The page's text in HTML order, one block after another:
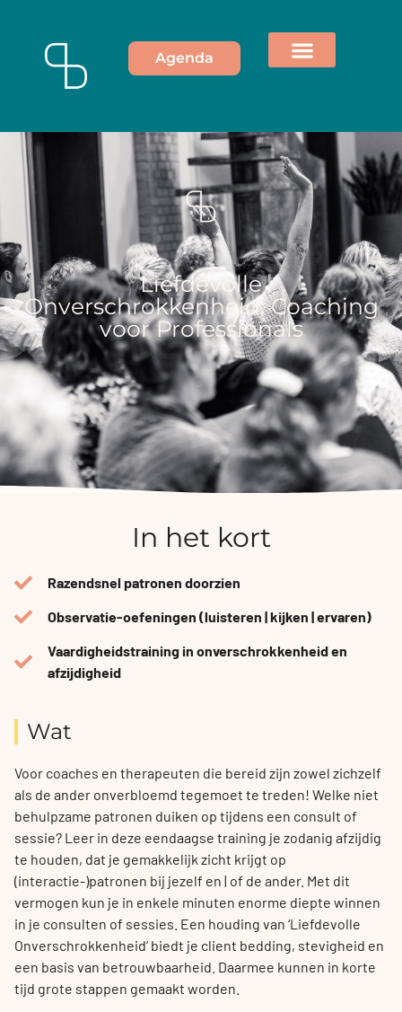
Agenda
Liefdevolle
Onverschrokkenheid: Coaching
voor Professionals
In het kort
Razendsnel patronen doorzien
Observatie-oefeningen (luisteren | kijken | ervaren)
Vaardigheidstraining in onverschrokkenheid en
afzijdigheid
Wat
Voor coaches en therapeuten die bereid zijn zowel zichzelf
als de ander onverbloemd tegemoet te treden! Welke niet
behulpzame patronen duiken op tijdens een consult of
sessie? Leer in deze eendaagse training je zodanig afzijdig
te houden, dat je gemakkelijk zicht krijgt op
(interactie-)patronen bij jezelf en | of de ander. Met dit
vermogen kun je in enkele minuten enorme diepte winnen
in je consulten of sessies. Een houding van ‘Liefdevolle
Onverschrokkenheid’ biedt je client bedding, stevigheid en
een basis van betrouwbaarheid. Daarmee kunnen in korte
tijd grote stappen gemaakt worden.